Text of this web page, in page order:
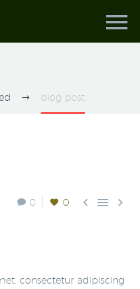
blog post
0 0   
consectetur adipiscing